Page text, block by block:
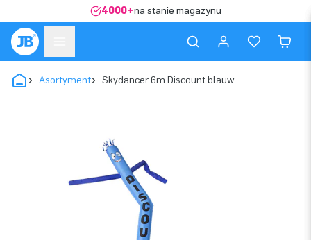
4000+na stanie magazynu
Asortyment Skydancer 6m Discount blauw